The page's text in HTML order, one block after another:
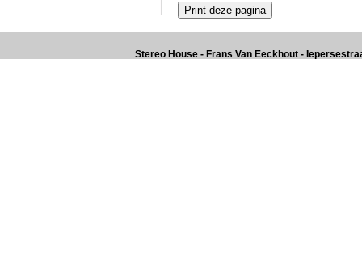
Stereo House - Frans Van Eeckhout -